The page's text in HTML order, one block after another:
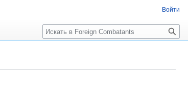
Войти